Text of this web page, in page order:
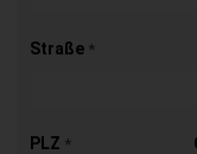
Straße *
PLZ *